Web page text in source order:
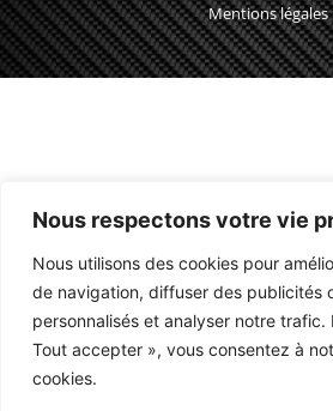
Nous respectons votre vie
Nous utilisons des cookies pour
de navigation, diffuser des publicités
personnalisés et analyser notre trafic.
Tout accepter », vous consentez à
cookies.
Mentions légales